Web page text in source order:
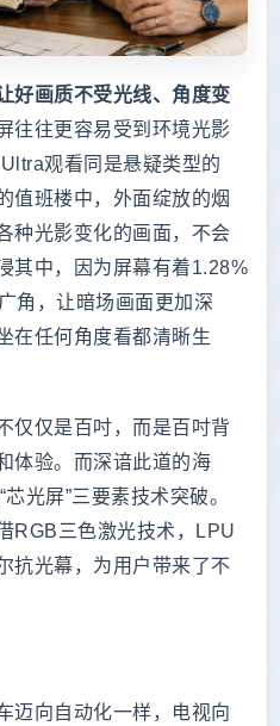
好画质不受光线、角度变
往往更容易受到环境光影
观看同是悬疑类型的
值班楼中，外面绽放的烟
种光影变化的画面，不会
其中，因为屏幕有着1.28%
角，让暗场画面更加深
在任何角度看都清晰生
仅仅是百吋，而是百吋背
体验。而深谙此道的海
光屏”三要素技术突破。
RGB三色激光技术，LPU
抗光幕，为用户带来了不
迈向自动化一样，电视向